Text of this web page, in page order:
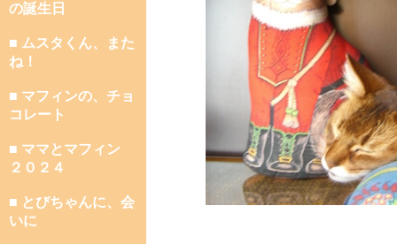
の誕生日
■ ムスタくん、また
ね！
■ マフィンの、チョ
コレート
■ ママとマフィン
２０２４
■ とびちゃんに、会
いに